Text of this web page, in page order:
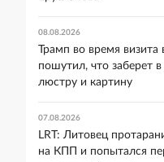
08.08.2026
Трамп во время визита
пошутил, что заберет
люстру и картину
07.08.2026
LRT: Литовец
на КПП и попытался